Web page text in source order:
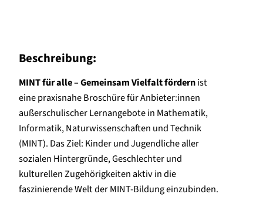
Beschreibung:
MINT für alle – Gemeinsam Vielfalt fördernist
eine praxisnahe Broschüre für Anbieter:innen
außerschulischer Lernangebote in Mathematik,
Informatik, Naturwissenschaften und Technik
(MINT). Das Ziel: Kinder und Jugendliche aller
sozialen Hintergründe, Geschlechter und
kulturellen Zugehörigkeiten aktiv in die
faszinierende Welt der MINT-Bildung einzubinden.